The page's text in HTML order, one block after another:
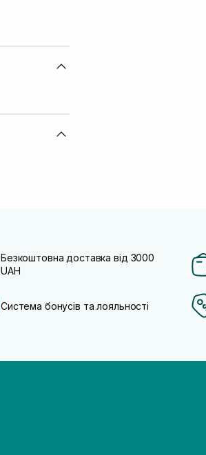
Безкоштовна доставка від 3000
UAH
Система бонусів та лояльності